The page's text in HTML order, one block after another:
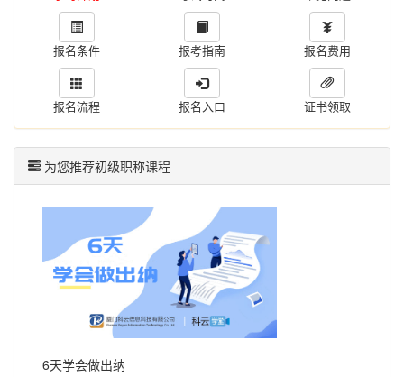
报名条件 报考指南 报名费用
报名流程 报名入口 证书领取
为您推荐初级职称课程
6天学会做出纳